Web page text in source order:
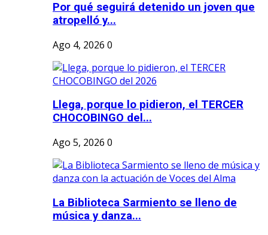
Por qué seguirá detenido un joven que
atropelló y...
Ago 4, 2026 0
Llega, porque lo pidieron, el TERCER
CHOCOBINGO del...
Ago 5, 2026 0
La Biblioteca Sarmiento se lleno de
música y danza...